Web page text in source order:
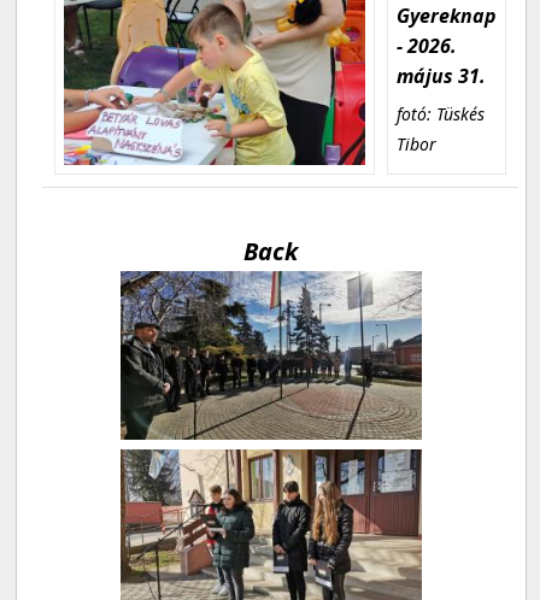
Gyereknap
- 2026.
május 31.
fotó: Tüskés
Tibor
Back